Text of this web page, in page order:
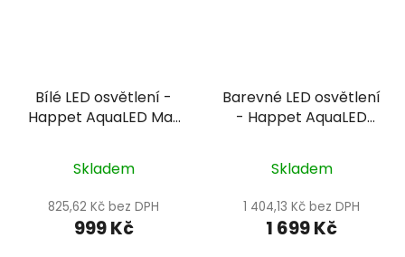
Bílé LED osvětlení -
Happet AquaLED Max
Skladem
825,62 Kč bez DPH
999 Kč
Barevné LED osvětlení
- Happet AquaLED
Skladem
1 404,13 Kč bez DPH
1 699 Kč